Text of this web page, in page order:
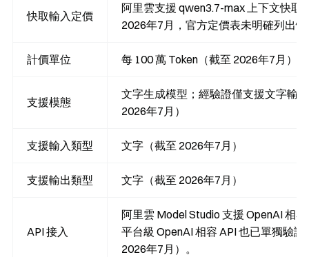
快取輸入定價
阿里雲支援 qwen3.7-max上下文快取
2026年7月，官方定價表未明確列出
計價單位 每 100 萬 Token（截至 2026年7月）
支援模態
文字生成模型；經驗證僅支援文字輸
2026年7月）
支援輸入類型 文字（截至 2026年7月）
支援輸出類型 文字（截至 2026年7月）
API 接入
阿里雲 Model Studio 支援 OpenAI 相
平台級 OpenAI 相容 API 也已單獨驗證
2026年7月）。